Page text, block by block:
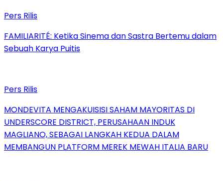
Pers Rilis
FAMILIARITÉ: Ketika Sinema dan Sastra Bertemu dalam
Sebuah Karya Puitis
Pers Rilis
MONDEVITA MENGAKUISISI SAHAM MAYORITAS DI
UNDERSCORE DISTRICT, PERUSAHAAN INDUK
MAGLIANO, SEBAGAI LANGKAH KEDUA DALAM
MEMBANGUN PLATFORM MEREK MEWAH ITALIA BARU